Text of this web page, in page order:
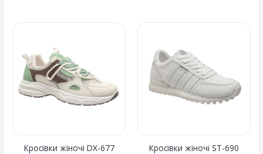
Кросівки жіночі DX-677 Кросівки жіночі ST-690